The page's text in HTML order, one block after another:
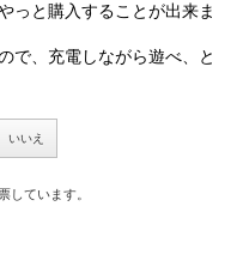
っと購入することが出来ま
で、充電しながら遊べ、と
いいえ
しています。